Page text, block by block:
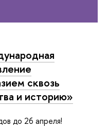
сквозь
и историю»
до 26 апреля!